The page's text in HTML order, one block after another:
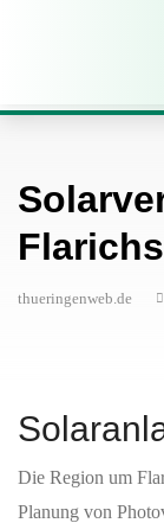
thueringenweb.de
Die Region um
Planung von